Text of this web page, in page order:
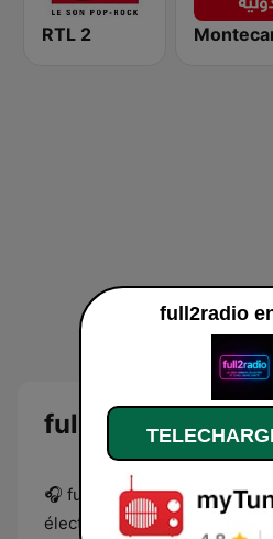
RTL 2
full2radio
🎧 full2radio — la radio du
électro, afro, chill et pop :
full2radio